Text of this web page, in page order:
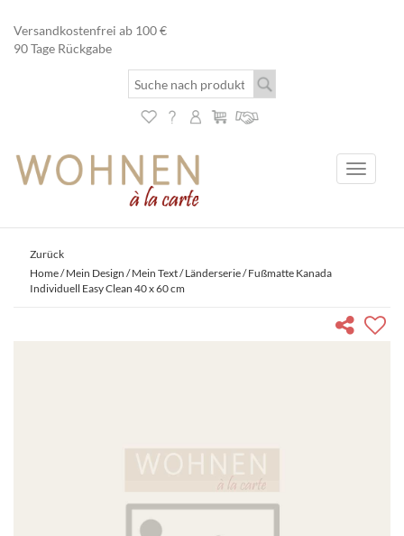
Versandkostenfrei ab 100 €
90 Tage Rückgabe
Toggle
Zurück
Home/Mein Design / Mein Text/Länderserie/ Fußmatte Kanada
Individuell Easy Clean 40 x 60 cm